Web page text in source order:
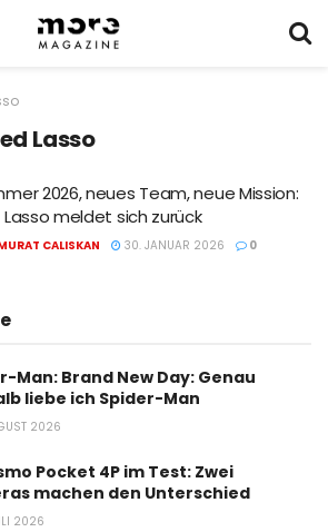
Lasso
2026, neues Team, neue Mission:
Lasso meldet sich zurück
CALISKAN 30. JANUAR 2026 0
Man: Brand New Day: Genau
liebe ich Spider-Man
2026
Pocket 4P im Test: Zwei
machen den Unterschied
2026